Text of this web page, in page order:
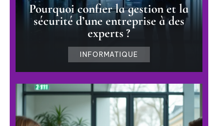
Pourquoi confier la gestion et la
sécurité d’une entreprise à des
experts ?
INFORMATIQUE